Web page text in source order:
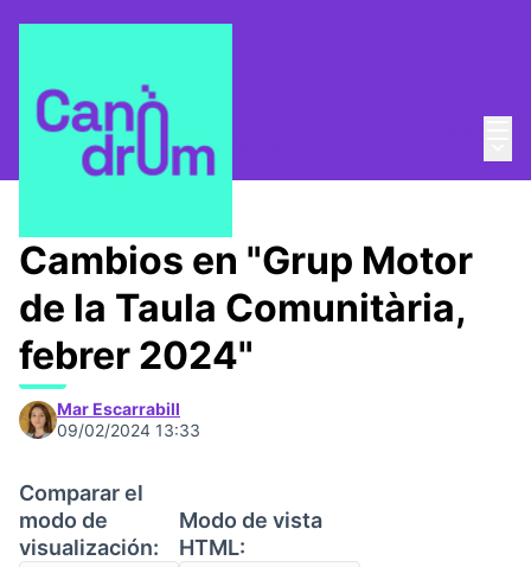
Mesa Comunitaria / 📅 Encuentros
Cambios en "Grup Motor
de la Taula Comunitària,
febrer 2024"
Mar Escarrabill
09/02/2024 13:33
Comparar el
modo de
visualización:
Modo de vista
HTML: